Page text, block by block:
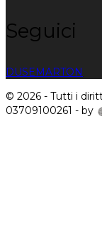
Seguici
DUSEMARTON
© 2026 - Tutti i
03709100261 - by